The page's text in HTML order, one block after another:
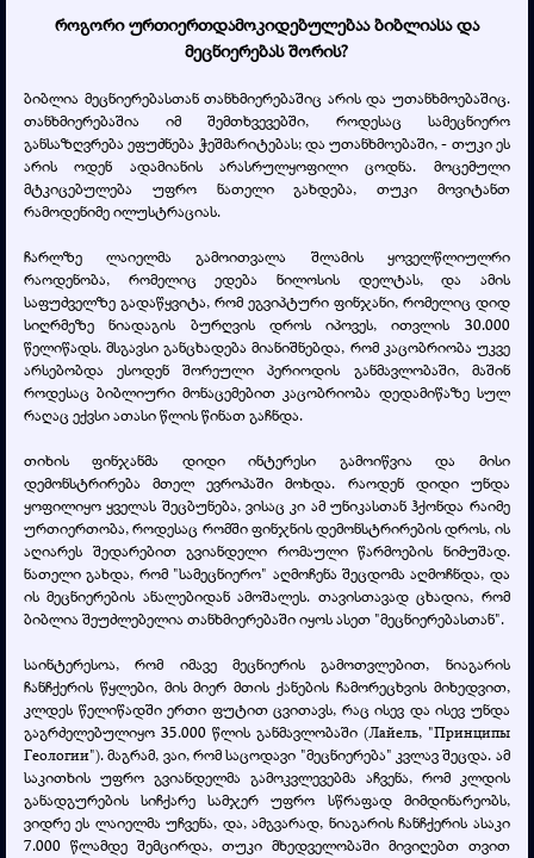
როგორი ურთიერთდამოკიდებულებაა ბიბლიასა და
მეცნიერებას შორის?
ბიბლია მეცნიერებასთან თანხმიერებაშიც არის და უთანხმოებაშიც.
თანხმიერებაშია იმ შემთხვევებში, როდესაც სამეცნიერო
განსაზღვრება ეფუძნება ჭეშმარიტებას; და უთანხმოებაში, - თუკი ეს
არის ოდენ ადამიანის არასრულყოფილი ცოდნა. მოცემული
მტკიცებულება უფრო ნათელი გახდება, თუკი მოვიტანთ
რამოდენიმე ილუსტრაციას.
ჩარლზე ლაიელმა გამოითვალა შლამის ყოველწლიულრი
რაოდენობა, რომელიც ედება ნილოსის დელტას, და ამის
საფუძველზე გადაწყვიტა, რომ ეგვიპტური ფინჯანი, რომელიც დიდ
სიღრმეზე ნიადაგის ბურღვის დროს იპოვეს, ითვლის 30.000
წელიწადს. მსგავსი განცხადება მიანიშნებდა, რომ კაცობრიობა უკვე
არსებობდა ესოდენ შორეული პერიოდის განმავლობაში, მაშინ
როდესაც ბიბლიური მონაცემებით კაცობრიობა დედამიწაზე სულ
რაღაც ექვსი ათასი წლის წინათ გაჩნდა.
თიხის ფინჯანმა დიდი ინტერესი გამოიწვია და მისი
დემონსტრირება მთელ ევროპაში მოხდა. რაოდენ დიდი უნდა
ყოფილიყო ყველას შეცბუნება, ვისაც კი ამ უნიკასთან ჰქონდა რაიმე
ურთიერთობა, როდესაც რომში ფინჯნის დემონსტრირების დროს, ის
აღიარეს შედარებით გვიანდელი რომაული წარმოების ნიმუშად.
ნათელი გახდა, რომ "სამეცნიერო" აღმოჩენა შეცდომა აღმოჩნდა, და
ის მეცნიერების ანალებიდან ამოშალეს. თავისთავად ცხადია, რომ
ბიბლია შეუძლებელია თანხმიერებაში იყოს ასეთ "მეცნიერებასთან".
საინტერესოა, რომ იმავე მეცნიერის გამოთვლებით, ნიაგარის
ჩანჩქერის წყლები, მის მიერ მთის ქანების ჩამორეცხვის მიხედვით,
კლდეს წელიწადში ერთი ფუტით ცვითავს, რაც ისევ და ისევ უნდა
გაგრძელებულიყო 35.000 წლის განმავლობაში (Лайель, "Принципы
Геологии"). მაგრამ, ვაი, რომ საცოდავი "მეცნიერება" კვლავ შეცდა. ამ
საკითხის უფრო გვიანდელმა გამოკვლევებმა აჩვენა, რომ კლდის
განადგურების სიჩქარე სამჯერ უფრო სწრაფად მიმდინარეობს,
ვიდრე ეს ლაიელმა უჩვენა, და, ამგვარად, ნიაგარის ჩანჩქერის ასაკი
7.000 წლამდე შემცირდა, თუკი მხედველობაში მივიღებთ თვით